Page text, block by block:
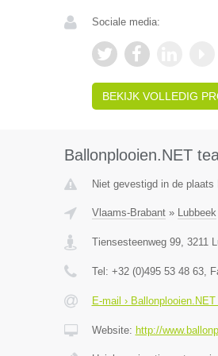
Sociale media:
BEKIJK VOLLEDIG
Ballonplooien.NET
Niet gevestigd in de
Vlaams-Brabant» Lubbeek|
Tiensesteenweg 99, 3211
Tel: +32 (0)495 53 48 63,
E-mail ›
Website: http://